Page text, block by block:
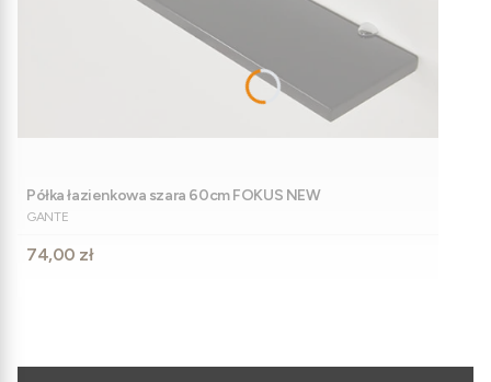
Półka łazienkowa szara 60cm FOKUS NEW
PRODUCENT
GANTE
Cena
74,00 zł